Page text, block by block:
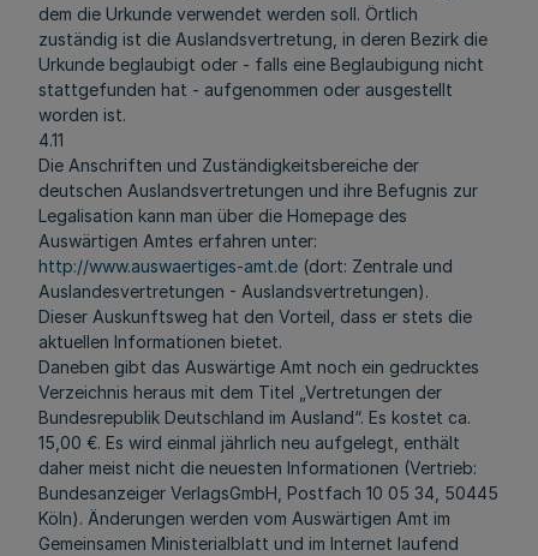
dem die Urkunde verwendet werden soll. Örtlich
zuständig ist die Auslandsvertretung, in deren Bezirk die
Urkunde beglaubigt oder - falls eine Beglaubigung nicht
stattgefunden hat - aufgenommen oder ausgestellt
worden ist.
4.11
Die Anschriften und Zuständigkeitsbereiche der
deutschen Auslandsvertretungen und ihre Befugnis zur
Legalisation kann man über die Homepage des
Auswärtigen Amtes erfahren unter:
http://www.auswaertiges-amt.de (dort: Zentrale und
Auslandesvertretungen - Auslandsvertretungen).
Dieser Auskunftsweg hat den Vorteil, dass er stets die
aktuellen Informationen bietet.
Daneben gibt das Auswärtige Amt noch ein gedrucktes
Verzeichnis heraus mit dem Titel „Vertretungen der
Bundesrepublik Deutschland im Ausland“. Es kostet ca.
15,00 €. Es wird einmal jährlich neu aufgelegt, enthält
daher meist nicht die neuesten Informationen (Vertrieb:
Bundesanzeiger VerlagsGmbH, Postfach 10 05 34, 50445
Köln). Änderungen werden vom Auswärtigen Amt im
Gemeinsamen Ministerialblatt und im Internet laufend